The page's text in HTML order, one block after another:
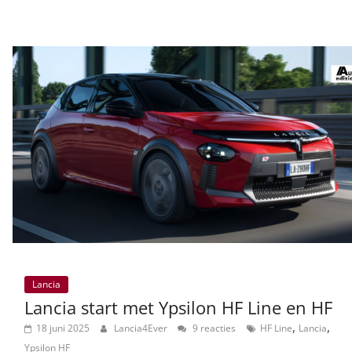
Lancia
Lancia start met Ypsilon HF Line en HF
18 juni 2025 Lancia4Ever 9 reacties HF Line, Lancia,
Ypsilon HF